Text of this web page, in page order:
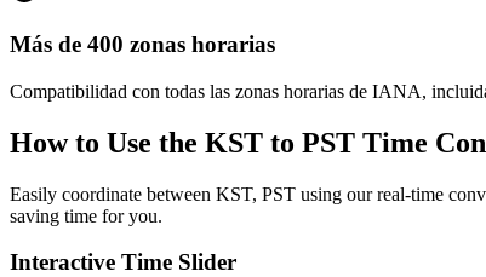
Más de 400 zonas horarias
Compatibilidad con todas las zonas horarias de IANA,
How to Use the KST to PST Time
Easily coordinate between KST, PST using our real-time
saving time for you.
Interactive Time Slider